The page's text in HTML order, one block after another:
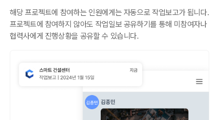
해당 프로젝트에 참여하는 인원에게는 자동으로 작업보고가 됩니다.
프로젝트에 참여하지 않아도 작업일보 공유하기를 통해 미참여자나
협력사에게 진행상황을 공유할 수 있습니다.